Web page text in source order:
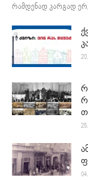
რამდენად კარგად